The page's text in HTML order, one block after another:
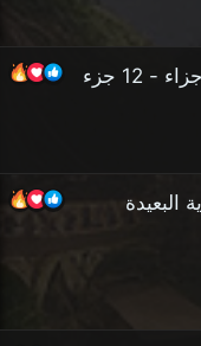
12 جزء
البعيدة